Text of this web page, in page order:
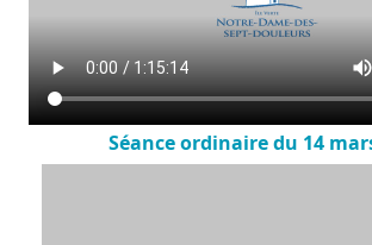
Séance ordinaire du 14